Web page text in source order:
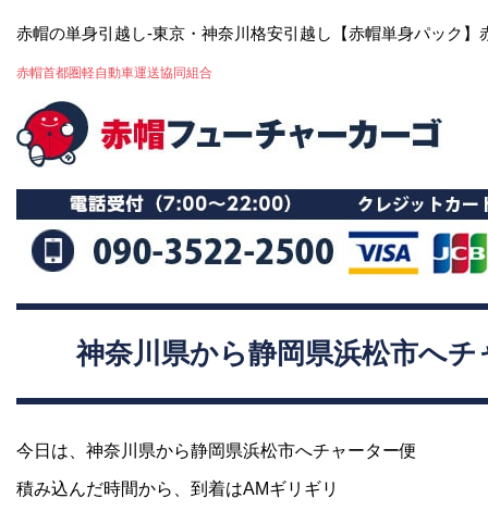
赤帽の単身引越し-東京・神奈川格安引越し【赤帽単身パック】
赤帽首都圏軽自動車運送協同組合
神奈川県から静岡県浜松市へチ
今日は、神奈川県から静岡県浜松市へチャーター便
積み込んだ時間から、到着はAMギリギリ